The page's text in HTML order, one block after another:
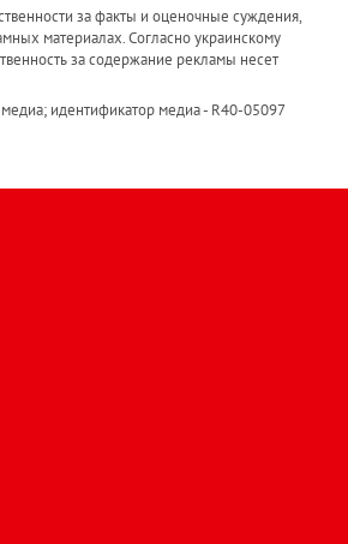
за факты и оценочные суждения,
материалах. Согласно украинскому
за содержание рекламы несет
идентификатор медиа - R40-05097